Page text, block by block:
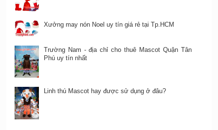
Xưởng may nón Noel uy tín giá rẻ tại Tp.HCM
Trường Nam - địa chỉ cho thuê Mascot Quận Tân
Phú uy tín nhất
Linh thú Mascot hay được sử dụng ở đâu?